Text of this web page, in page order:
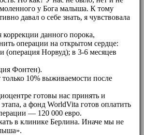
у Бога малыша. К тому
давал о себе знать, я чувствовала
данного порока,
операции на открытом сердце:
(операция Норвуд); в 3-6 месяцев
Фонтен).
10% выживаемости после
готовы нас принять и
а фонд WorldVita готов оплатить
— 120 000 евро.
в клинике Берлина. Иначе мы не